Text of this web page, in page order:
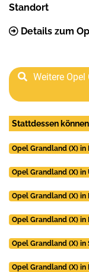
Standort
Details zum
Weitere
Stattdessen
Opel Grandland (X) in
Opel Grandland (X) in
Opel Grandland (X) in
Opel Grandland (X) in
Opel Grandland (X) in
Opel Grandland (X) in